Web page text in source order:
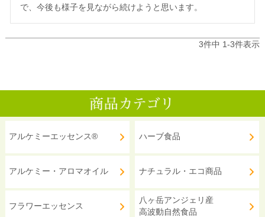
3件中 1-3件表示
アルケミーエッセンス®
アルケミー・アロマオイル
フラワーエッセンス
ハーブ食品
ナチュラル・エコ商品
八ヶ岳アンジェリ産
高波動自然食品